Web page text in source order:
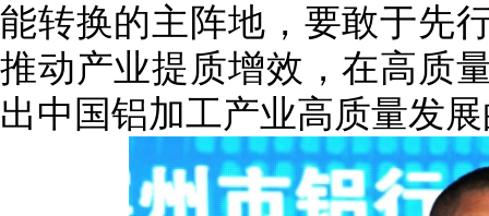
能转换的主阵地，要敢于先
推动产业提质增效，在高质
出中国铝加工产业高质量发